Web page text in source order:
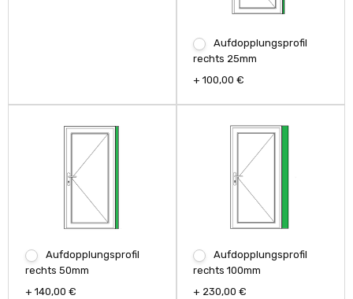
Aufdopplungsprofil
rechts 25mm
+ 100,00 €
Aufdopplungsprofil
rechts 50mm
+ 140,00 €
Aufdopplungsprofil
rechts 100mm
+ 230,00 €